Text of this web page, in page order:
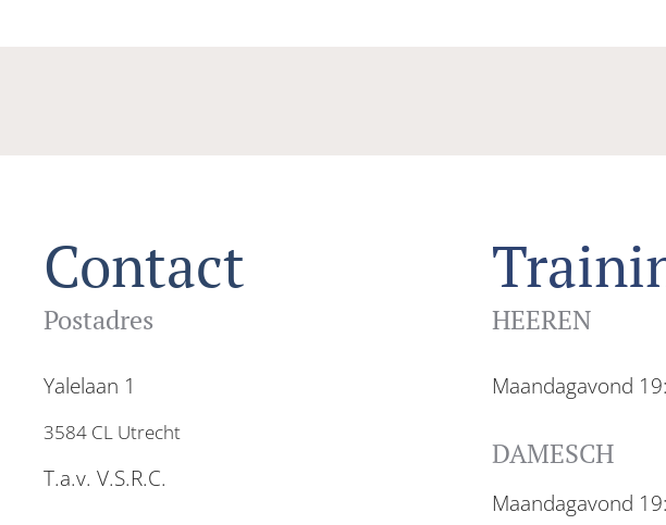
Contact
Postadres
Yalelaan 1
3584 CL Utrecht
T.a.v. V.S.R.C.
HEEREN
Maandagavond
DAMESCH
Maandagavond